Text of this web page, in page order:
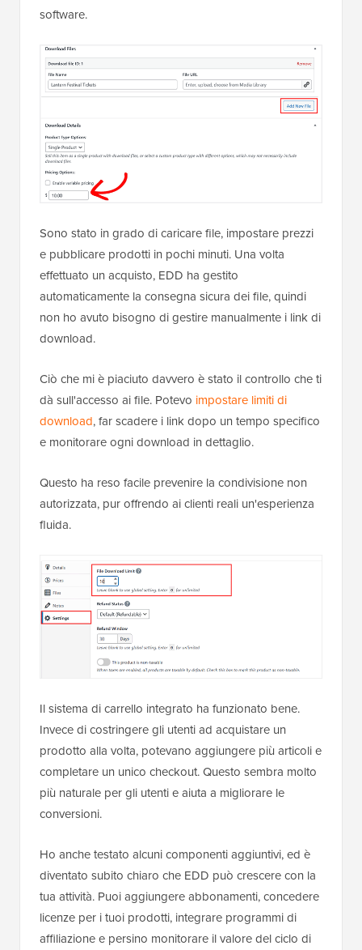
software.
Sono stato in grado di caricare file, impostare prezzi
e pubblicare prodotti in pochi minuti. Una volta
effettuato un acquisto, EDD ha gestito
automaticamente la consegna sicura dei file, quindi
non ho avuto bisogno di gestire manualmente i link di
download.
Ciò che mi è piaciuto davvero è stato il controllo che ti
dà sull'accesso ai file. Potevo impostare limiti di
download, far scadere i link dopo un tempo specifico
e monitorare ogni download in dettaglio.
Questo ha reso facile prevenire la condivisione non
autorizzata, pur offrendo ai clienti reali un'esperienza
fluida.
Il sistema di carrello integrato ha funzionato bene.
Invece di costringere gli utenti ad acquistare un
prodotto alla volta, potevano aggiungere più articoli e
completare un unico checkout. Questo sembra molto
più naturale per gli utenti e aiuta a migliorare le
conversioni.
Ho anche testato alcuni componenti aggiuntivi, ed è
diventato subito chiaro che EDD può crescere con la
tua attività. Puoi aggiungere abbonamenti, concedere
licenze per i tuoi prodotti, integrare programmi di
affiliazione e persino monitorare il valore del ciclo di